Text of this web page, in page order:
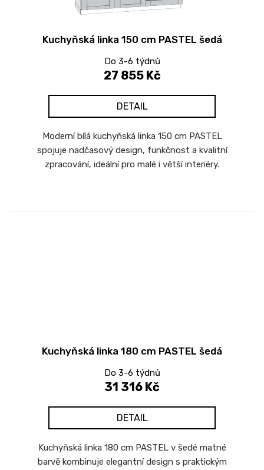
Kuchyňská linka 150 cm PASTEL šedá
Do 3-6 týdnů
27 855 Kč
DETAIL
Moderní bílá kuchyňská linka 150 cm PASTEL
spojuje nadčasový design, funkčnost a kvalitní
zpracování, ideální pro malé i větší interiéry.
Kuchyňská linka 180 cm PASTEL šedá
Do 3-6 týdnů
31 316 Kč
DETAIL
Kuchyňská linka 180 cm PASTEL v šedé matné
barvě kombinuje elegantní design s praktickým